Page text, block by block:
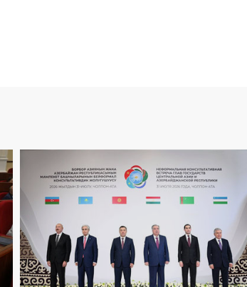
ПОЛИТИКА 31 07. 2026 11:40
Лидеры стран ЦА и